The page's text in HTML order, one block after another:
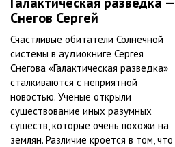
Снегов Сергей
Счастливые обитатели Солнечной
системы в аудиокниге Сергея
Снегова «Галактическая разведка»
сталкиваются с неприятной
новостью. Ученые открыли
существование иных разумных
существ, которые очень похожи на
землян. Различие кроется в том, что